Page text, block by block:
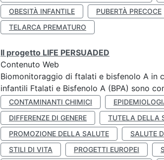
OBESITÀ INFANTILE
PUBERTÀ PRECOCE
TELARCA PREMATURO
Il progetto LIFE PERSUADED
Contenuto Web
Biomonitoraggio di ftalati e bisfenolo A in
infantili Ftalati e Bisfenolo A (BPA) sono
CONTAMINANTI CHIMICI
DIFFERENZE DI GENERE
TUTELA DELLA
PROMOZIONE DELLA SALUTE
SALUTE
STILI DI VITA
PROGETTI EUROPEI